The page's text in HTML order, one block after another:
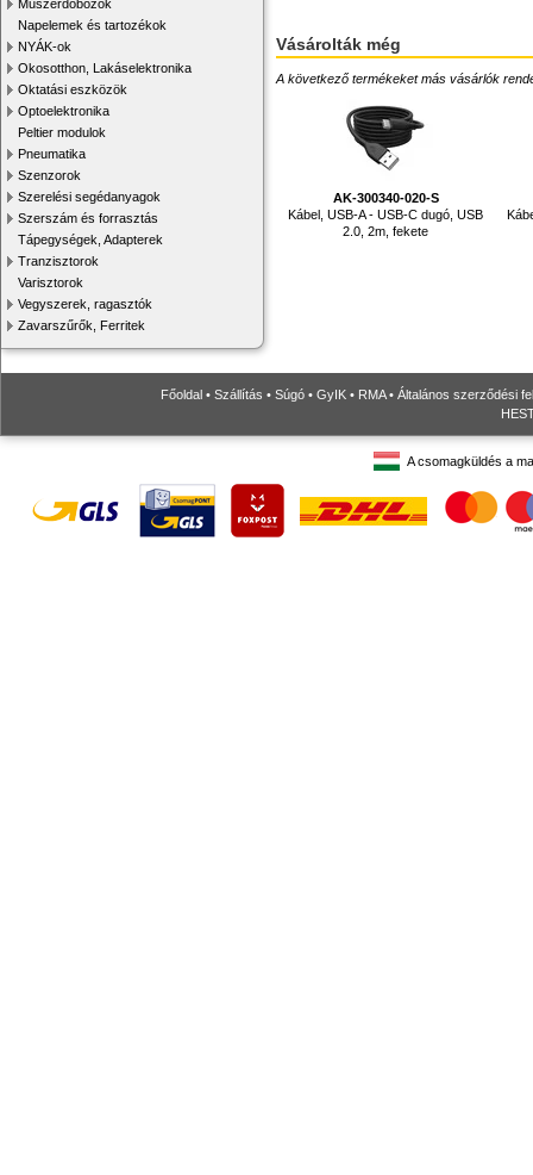
Műszerdobozok
Napelemek és tartozékok
NYÁK-ok
Okosotthon, Lakáselektronika
Oktatási eszközök
Optoelektronika
Peltier modulok
Pneumatika
Szenzorok
Szerelési segédanyagok
Szerszám és forrasztás
Tápegységek, Adapterek
Tranzisztorok
Varisztorok
Vegyszerek, ragasztók
Zavarszűrők, Ferritek
Vásárolták még
A következő termékeket más vásárlók
AK-300340-020-S
Kábel, USB-A - USB-C dugó, USB
2.0, 2m, fekete
Főoldal • Szállítás • Súgó • GyIK • RMA• Általános szerződési
A csomagküldés a